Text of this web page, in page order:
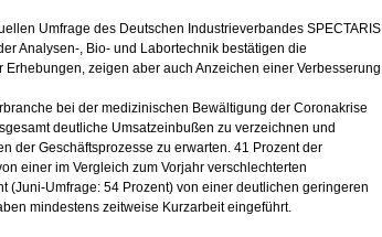
Umfrage des Deutschen Industrieverbandes SPECTARIS
Analysen-, Bio- und Labortechnik bestätigen die
Erhebungen, zeigen aber auch Anzeichen einer Verbesserung.
bei der medizinischen Bewältigung der Coronakrise
deutliche Umsatzeinbußen zu verzeichnen und
der Geschäftsprozesse zu erwarten. 41 Prozent der
einer im Vergleich zum Vorjahr verschlechterten
(Juni-Umfrage: 54 Prozent) von einer deutlichen geringeren
mindestens zeitweise Kurzarbeit eingeführt.